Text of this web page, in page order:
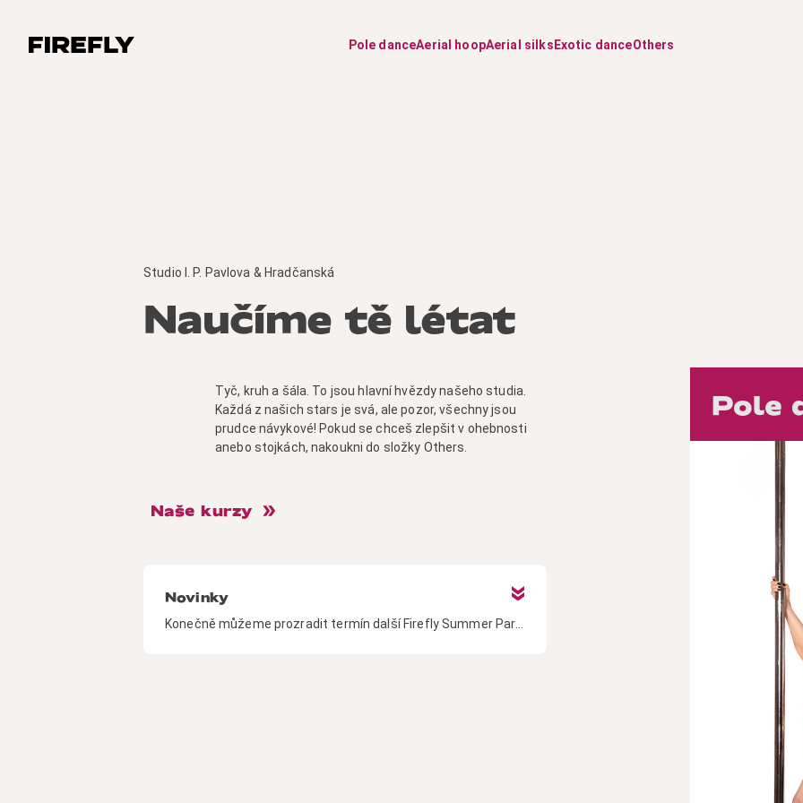
Pole danceAerial hoopAerial silks Exotic danceOthers
Studio I. P. Pavlova & Hradčanská
Naučíme tě létat
Tyč, kruh a šála. To jsou hlavní hvězdy našeho studia.
Každá z našich stars je svá, ale pozor, všechny jsou
prudce návykové! Pokud se chceš zlepšit v ohebnosti
anebo stojkách, nakoukni do složky Others.
Naše kurzy
Novinky
Pole
Pole dance
pole dance
akrobatické
pro kterýkoli